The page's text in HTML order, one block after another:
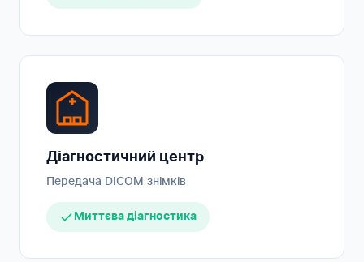
Діагностичний центр
Передача DICOM знімків
Миттєва діагностика